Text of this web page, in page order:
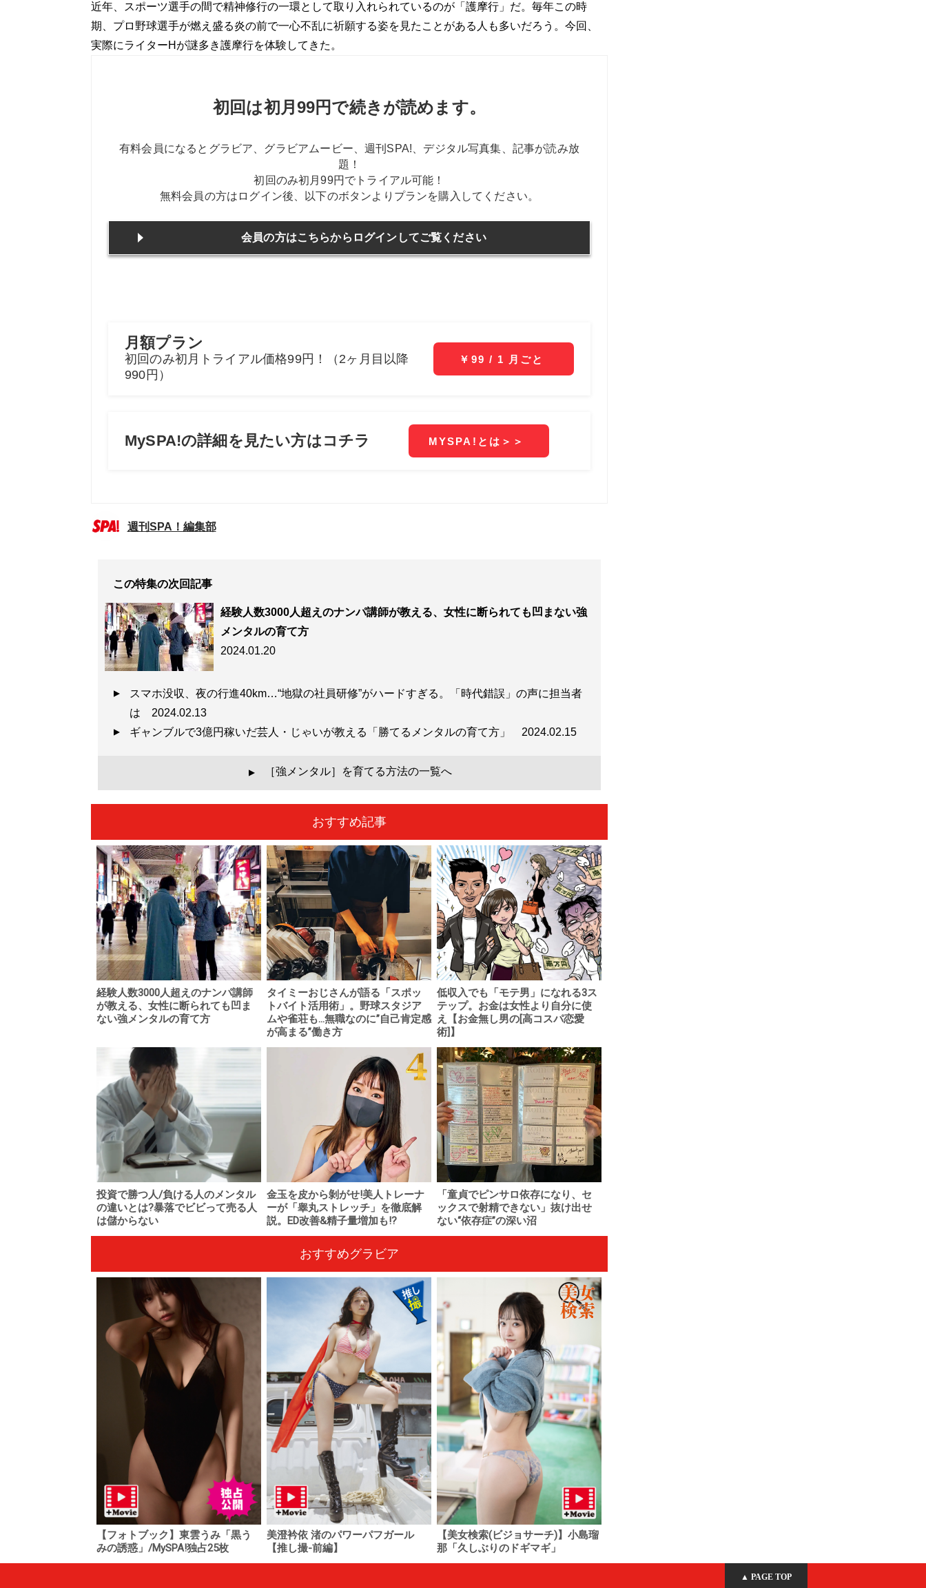
近年、スポーツ選手の間で精神修行の一環として取り入れられているのが「護摩行」だ。毎年この時
期、プロ野球選手が燃え盛る炎の前で一心不乱に祈願する姿を見たことがある人も多いだろう。今回、
週刊SPA！編集部
この特集の次回記事
経験人数3000人超えのナンパ講師が教える、女性に断られても凹まない強
メンタルの育て方
2024.01.20
スマホ没収、夜の行進40km…“地獄の社員研修”がハードすぎる。「時代錯誤」の声に担当者
は 2024.02.13
ギャンブルで3億円稼いだ芸人・じゃいが教える「勝てるメンタルの育て方」 2024.02.15
▲ ［強メンタル］を育てる方法の一覧へ
おすすめ記事
経験人数3000人超えのナンパ講師
が教える、女性に断られても凹ま
ない強メンタルの育て方
タイミーおじさんが語る「スポッ
トバイト活用術」。野球スタジア
ムや雀荘も...無職なのに”自己肯定感
が高まる”働き方
低収入でも「モテ男」になれる3ス
テップ。お金は女性より自分に使
え【お金無し男の[高コスパ恋愛
術]】
投資で勝つ人/負ける人のメンタル
の違いとは?暴落でビビって売る人
は儲からない
金玉を皮から剝がせ!美人トレーナ
ーが「睾丸ストレッチ」を徹底解
説。ED改善&精子量増加も!?
「童貞でピンサロ依存になり、セ
ックスで射精できない」抜け出せ
ない“依存症”の深い沼
おすすめグラビア
【フォトブック】東雲うみ「黒う
みの誘惑」/MySPA!独占25枚
美澄衿依 渚のパワーパフガール
【推し撮-前編】
【美女検索(ビジョサーチ)】小島瑠
那「久しぶりのドギマギ」
▲ PAGE TOP